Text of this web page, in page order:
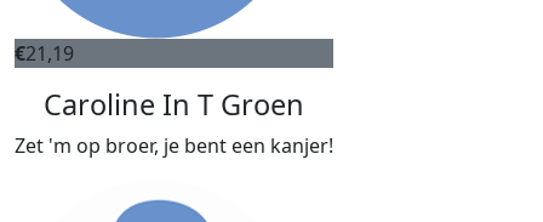
€21,19
Caroline In T Groen
Zet 'm op broer, je bent een kanjer!